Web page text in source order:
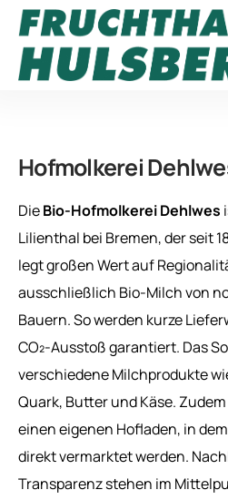
Hofmolkerei
DieBio-Hofmolkerei Dehlwes
Lilienthal bei Bremen, der seit
legt großen Wert auf
ausschließlich Bio-Milch von
Bauern. So werden kurze
CO₂-Ausstoß garantiert. Das
verschiedene Milchprodukte
Quark, Butter und Käse.
einen eigenen Hofladen, in
direkt vermarktet werden.
Transparenz stehen im